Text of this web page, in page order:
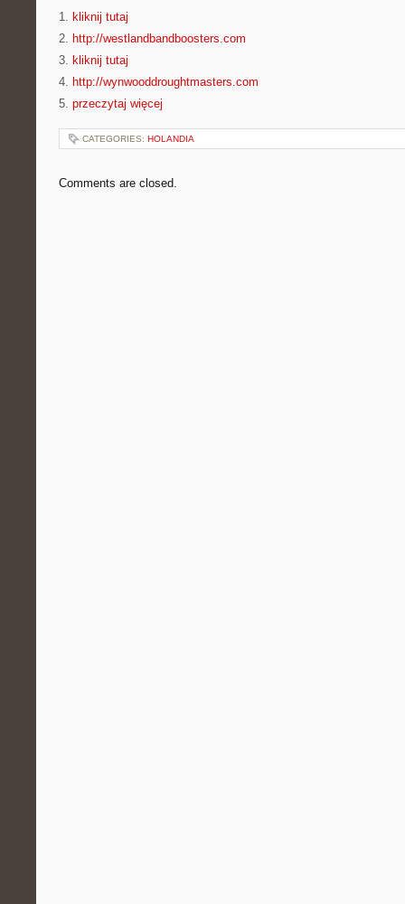
1. kliknij tutaj
2. http://westlandbandboosters.com
3. kliknij tutaj
4. http://wynwooddroughtmasters.com
5. przeczytaj więcej
CATEGORIES: HOLANDIA
Comments are closed.